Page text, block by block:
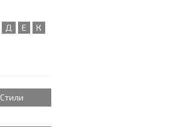
Д Е
К
Стили